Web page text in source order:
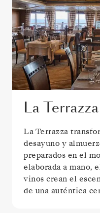
La Terrazza
La Terrazza
desayuno y
preparados en el
elaborada a mano,
vinos crean el
de una auténtica